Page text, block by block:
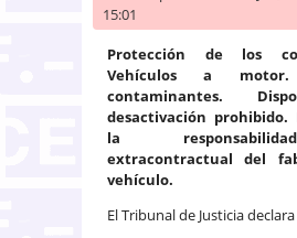
15:01
Protección de los
Vehículos a motor.
contaminantes.
desactivación prohibido.
la
extracontractual del
vehículo.
El Tribunal de Justicia